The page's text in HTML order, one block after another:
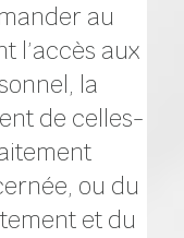
au
l’accès aux
la
de celles-
ou du
et du